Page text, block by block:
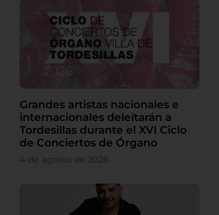
Grandes artistas nacionales e
internacionales deleitarán a
Tordesillas durante el XVI Ciclo
de Conciertos de Órgano
4 de agosto de 2026